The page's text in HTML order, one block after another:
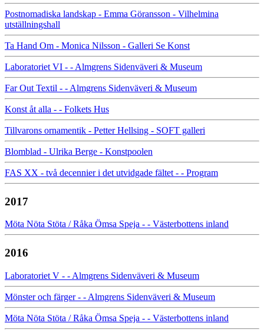
Postnomadiska landskap - Emma Göransson - Vilhelmina
utställningshall
Ta Hand Om - Monica Nilsson - Galleri Se Konst
Laboratoriet VI - - Almgrens Sidenväveri & Museum
Far Out Textil - - Almgrens Sidenväveri & Museum
Konst åt alla - - Folkets Hus
Tillvarons ornamentik - Petter Hellsing - SOFT galleri
Blomblad - Ulrika Berge - Konstpoolen
FAS XX - två decennier i det utvidgade fältet - - Program
2017
Möta Nöta Stöta / Råka Ömsa Speja - - Västerbottens inland
2016
Laboratoriet V - - Almgrens Sidenväveri & Museum
Mönster och färger - - Almgrens Sidenväveri & Museum
Möta Nöta Stöta / Råka Ömsa Speja - - Västerbottens inland